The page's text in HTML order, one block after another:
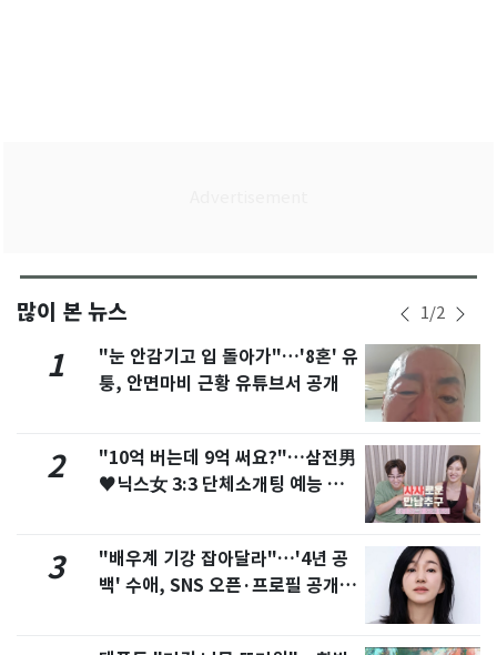
많이 본 뉴스 1/2
1
"눈 안감기고 입 돌아가"…'8혼' 유
퉁, 안면마비 근황 유튜브서 공개
2
"10억 버는데 9억 써요?"…삼전男
♥닉스女 3:3 단체소개팅 예능 화
3
"배우계 기강 잡아달라"…'4년 공
백' 수애, SNS 오픈·프로필 공개